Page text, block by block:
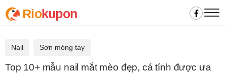
Riokupon
Nail Sơn móng tay
Top 10+ mẫu nail mắt mèo đẹp, cá tính được ưa